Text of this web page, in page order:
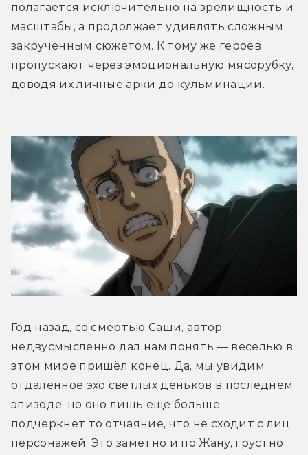
полагается исключительно на зрелищность и
масштабы, а продолжает удивлять сложным
закрученным сюжетом. К тому же героев
пропускают через эмоциональную мясорубку,
доводя их личные арки до кульминации.
Год назад, со смертью Саши, автор
недвусмысленно дал нам понять — веселью в
этом мире пришёл конец. Да, мы увидим
отдалённое эхо светлых деньков в последнем
эпизоде, но оно лишь ещё больше
подчеркнёт то отчаяние, что не сходит с лиц
персонажей. Это заметно и по Жану, грустно